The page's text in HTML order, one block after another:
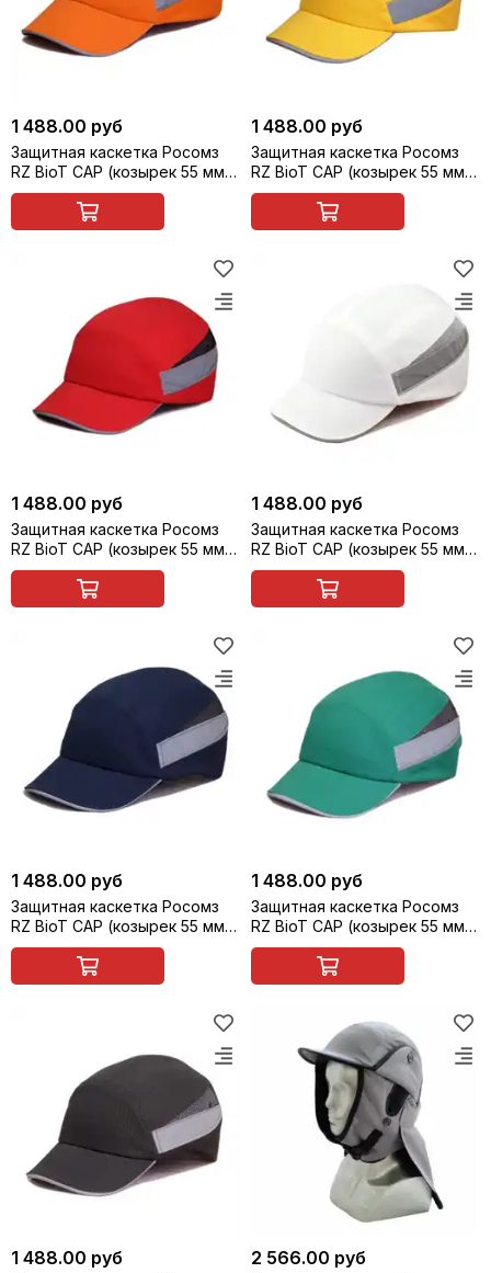
1 488.00 руб
Защитная каскетка Росомз
RZ BioT CAP (козырек 55 мм),
оранжевая, арт. 92214
1 488.00 руб
Защитная каскетка Росомз
RZ BioT CAP (козырек 55 мм),
желтая, арт. 92215
1 488.00 руб
Защитная каскетка Росомз
RZ BioT CAP (козырек 55 мм),
красная, арт. 92216
1 488.00 руб
Защитная каскетка Росомз
RZ BioT CAP (козырек 55 мм),
белая, арт. 92217
1 488.00 руб
Защитная каскетка Росомз
RZ BioT CAP (козырек 55 мм),
синяя, арт. 92218
1 488.00 руб
Защитная каскетка Росомз
RZ BioT CAP (козырек 55 мм),
зеленая, арт. 92219
1 488.00 руб 2 566.00 руб